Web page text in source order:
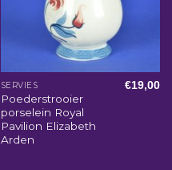
SERVIES
Poederstrooier
porselein Royal
Pavilion Elizabeth
Arden
€19,00